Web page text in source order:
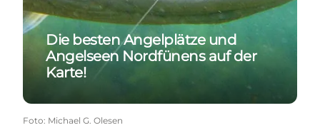
Die besten Angelplätze und
Angelseen Nordfünens auf der
Karte!
Foto: Michael G. Olesen